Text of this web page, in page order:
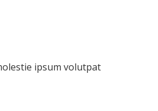
ipsum volutpat